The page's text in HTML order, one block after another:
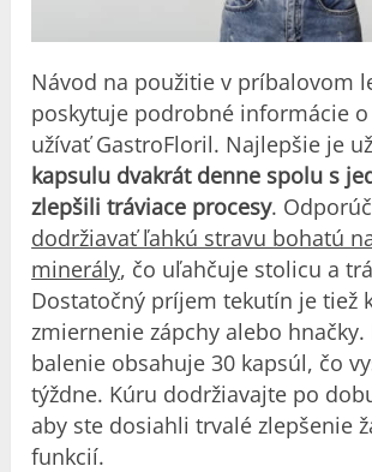
Návod na použitie v príbalovom
poskytuje podrobné informácie
užívať GastroFloril. Najlepšie je
kapsulu dvakrát denne spolu s
zlepšili tráviace procesy.
dodržiavať ľahkú stravu bohatú
minerály, čo uľahčuje stolicu a
Dostatočný príjem tekutín je tiež
zmiernenie zápchy alebo hnačky.
balenie obsahuje 30 kapsúl, čo
týždne. Kúru dodržiavajte po
aby ste dosiahli trvalé zlepšenie
funkcií.